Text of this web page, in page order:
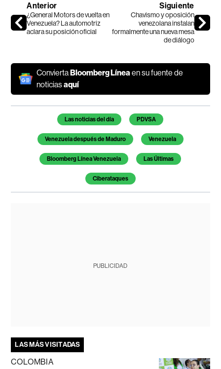
Anterior
¿General Motors de vuelta en
Venezuela? La automotriz
aclara su posición oficial
Siguiente
Chavismo y oposición
venezolana instalan
formalmente una nueva mesa
de diálogo
ConviertaBloomberg Línea en su fuente de
noticiasaquí
Temas de este artículo
Las noticias del día PDVSA
Venezuela después de Maduro Venezuela
Bloomberg Línea Venezuela Las Últimas
Ciberataques
PUBLICIDAD
LAS MÁS VISITADAS
COLOMBIA